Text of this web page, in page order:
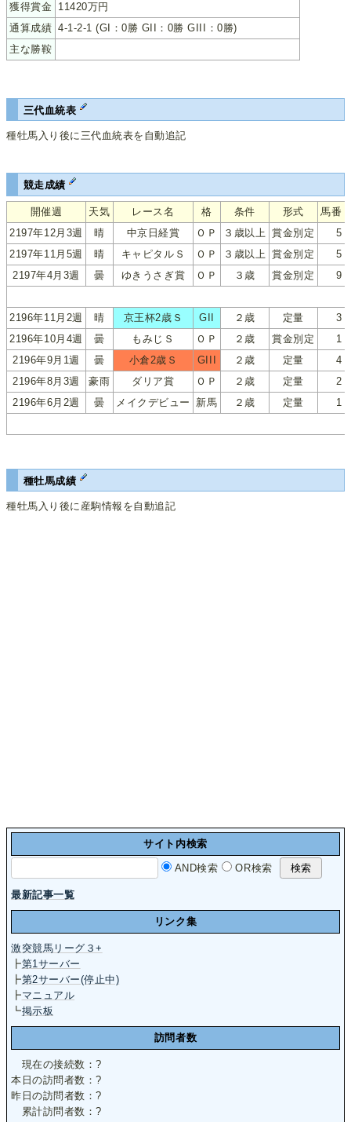
獲得賞金 11420万円
通算成績 4-1-2-1 (GI：0勝 GII：0勝 GIII：0勝)
主な勝鞍
三代血統表
種牡馬入り後に三代血統表を自動追記
競走成績
開催週 天気 レース名 格 条件 形式 馬番
2197年12月3週
晴 中京日経賞 ＯＰ ３歳以上 賞金別定
5
2197年11月5週
晴 キャピタルＳ ＯＰ ３歳以上 賞金別定
5
2197年4月3週
曇 ゆきうさぎ賞 ＯＰ ３歳 賞金別定 9
2196年11月2週 晴 京王杯2歳Ｓ GII ２歳 定量
3
2196年10月4週
曇 もみじＳ ＯＰ ２歳 賞金別定
1
2196年9月1週
曇 小倉2歳Ｓ GIII ２歳 定量
4
2196年8月3週
豪雨 ダリア賞 ＯＰ ２歳 定量
2
2196年6月2週
曇 メイクデビュー 新馬 ２歳 定量 1
種牡馬成績
種牡馬入り後に産駒情報を自動追記
サイト内検索
AND検索 OR検索
最新記事一覧
リンク集
激突競馬リーグ３+
┣第1サーバー
┣第2サーバー(停止中)
┣マニュアル
┗掲示板
訪問者数
現在の接続数：?
本日の訪問者数：?
昨日の訪問者数：?
累計訪問者数：?